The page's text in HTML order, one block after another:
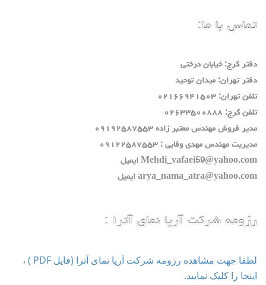
تماس با ما:
دفتر كرج: خيابان درختي
دفتر تهران: ميدان توحيد
تلفن تهران: ٠٢١٦٦٩٤١٥٠٣
تلفن كرج: ٠٢٦٣٣٥٠٠٨٨٨
مدير فروش مهندس معتبر زاده ٠٩١٩٢٥٨٧٥٥٣
مديريت مهندس مهدي وفايي : ٠٩١٢٢٥٨٧٥٥٣
Mehdi_vafaei59@yahoo.com ايميل
arya_nama_atra@yahoo.com ايميل
رزومه شرکت آریا نمای آترا :
لطفا جهت مشاهده رزومه شرکت آریا نمای آترا (فایل PDF ) ،
اینجا را کلیک نمایید.